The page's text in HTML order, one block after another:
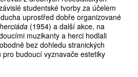
studentské tvorby za účelem
uprostřed dobře organizované
(1954) a další akce, na
muzikanty a herci hodlali
bez dohledu stranických
budoucí vyznavače estetiky